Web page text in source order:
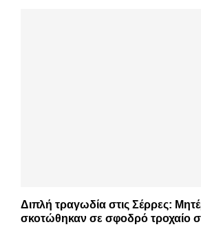
Διπλή τραγωδία στις Σέρρες:
σκοτώθηκαν σε σφοδρό τροχαίο